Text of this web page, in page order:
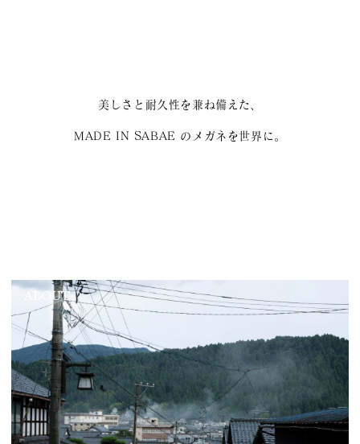
美しさと耐久性を兼ね備えた、
MADE IN SABAE のメガネを世界に。
ABOUT